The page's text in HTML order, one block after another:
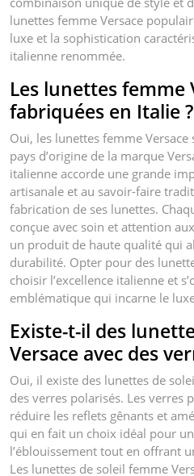
lunettes femme Versace
luxe et la sophistication
italienne renommée.
Les lunettes femme
fabriquées en Italie ?
Oui, les lunettes femme
pays d’origine de la marque
italienne accorde une grande
artisanale et au savoir-faire
fabrication de ses lunettes.
conçue avec soin et attention
un produit de haute qualité qui
durabilité. Opter pour des
choisir l’excellence italienne et
emblématique qui incarne le
Existe-t-il des
Versace avec des
Oui, il existe des lunettes de
des verres polarisés. Les verres
réduire les reflets gênants et
qui en fait un choix idéal pour
l’éblouissement tout en offrant
Les lunettes de soleil femme